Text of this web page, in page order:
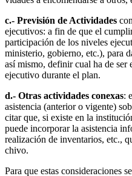
c.- Previsión de Actividades
ejecuti­vos: a fin de que el
par­ticipación de los niveles
ministe­rio, gobierno, etc.), para
así mismo, definir cual ha de ser
eje­cutivo durante el plan.
d.- Otras actividades conexas:
asis­tencia (anterior o vigente)
citar que, si existe en la
puede incorporar la asistencia
realización de inventarios, etc.,
chivo.
Para que estas consideraciones